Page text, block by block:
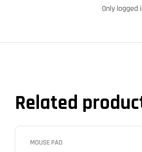
Only
Related
MOUSE PAD